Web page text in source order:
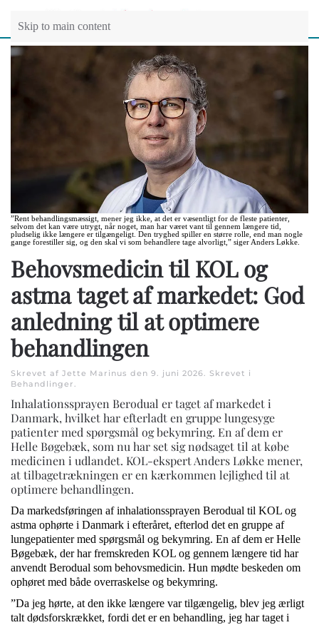
Skip to main content
”Rent behandlingsmæssigt, mener jeg ikke, at det er væsentligt for de fleste patienter,
selvom det kan være utrygt, når noget, man har været vant til gennem længere tid,
pludselig ikke længere er tilgængeligt. Den tryghed spiller en større rolle, end man nogle
gange forestiller sig, og den skal vi som behandlere tage alvorligt,” siger Anders Løkke.
Behovsmedicin til KOL og
astma taget af markedet: God
anledning til at optimere
behandlingen
Skrevet af Jette Marinus den 9. juni 2026. Skrevet i
Behandlinger.
Inhalationssprayen Berodual er taget af markedet i
Danmark, hvilket har efterladt en gruppe lungesyge
patienter med spørgsmål og bekymring. En af dem er
Helle Bøgebæk, som nu har set sig nødsaget til at købe
medicinen i udlandet. KOL-ekspert Anders Løkke mener,
at tilbagetrækningen er en kærkommen lejlighed til at
optimere behandlingen.
Da markedsføringen af inhalationssprayen Berodual til KOL og
astma ophørte i Danmark i efteråret, efterlod det en gruppe af
lungepatienter med spørgsmål og bekymring. En af dem er Helle
Bøgebæk, der har fremskreden KOL og gennem længere tid har
anvendt Berodual som behovsmedicin. Hun mødte beskeden om
ophøret med både overraskelse og bekymring.
”Da jeg hørte, at den ikke længere var tilgængelig, blev jeg ærligt
talt dødsforskrækket, fordi det er en behandling, jeg har taget i